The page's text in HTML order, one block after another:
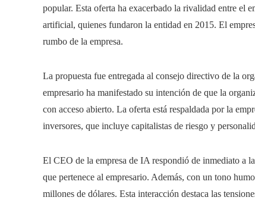
popular. Esta oferta ha exacerbado la rivalidad entre el
artificial, quienes fundaron la entidad en 2015. El
rumbo de la empresa.
La propuesta fue entregada al consejo directivo de la
empresario ha manifestado su intención de que la
con acceso abierto. La oferta está respaldada por la
inversores, que incluye capitalistas de riesgo y
El CEO de la empresa de IA respondió de inmediato a
que pertenece al empresario. Además, con un tono
millones de dólares. Esta interacción destaca las